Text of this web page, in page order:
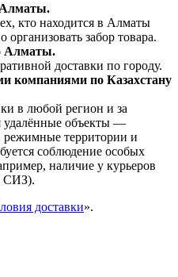
Алматы.
кто находится в Алматы
организовать забор товара.
Алматы.
доставки по городу.
компаниями по Казахстану
в любой регион и за
удалённые объекты —
режимные территории и
соблюдение особых
наличие у курьеров
СИЗ).
доставки».